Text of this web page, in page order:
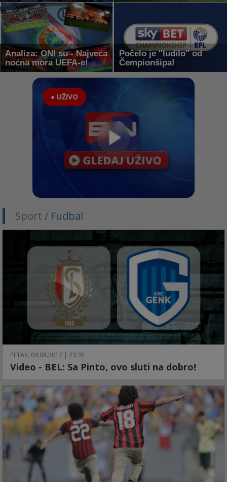
Analiza: ONI su - Najveća
noćna mora UEFA-e!
Počelo je ''ludilo'' od
Čempionšipa!
● UŽIVO
Sport / Fudbal
PETAK, 04.08.2017 | 23:35
Video - BEL: Sa Pinto, ovo sluti na dobro!